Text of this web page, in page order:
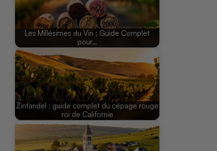
Les Millésimes du Vin : Guide Complet
pour…
Zinfandel : guide complet du cépage rouge
roi de Californie